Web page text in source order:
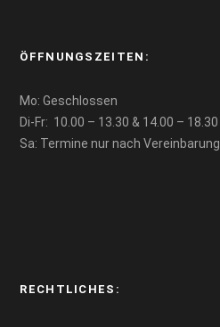
ÖFFNUNGSZEITEN:
Mo: Geschlossen
Di-Fr: 10.00 – 13.30 & 14.00 – 18.30
Sa: Termine nur nach Vereinbarung
RECHTLICHES: